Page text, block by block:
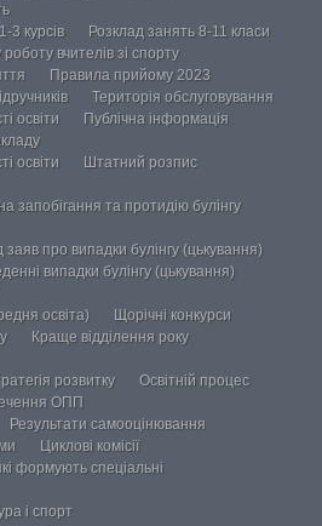
3 курсів
Розклад занять 8-11 класи
вчителів зі спорту
Правила прийому 2023
Територія обслуговування
освіти
Публічна інформація
освіти
Штатний розпис
запобігання та протидію булінгу
про випадки булінгу (цькування)
випадки булінгу (цькування)
освіта)
Щорічні конкурси
Краще відділення року
розвитку
Освітній процес
ОПП
Результати самооцінювання
Циклові комісії
формують спеціальні
і спорт